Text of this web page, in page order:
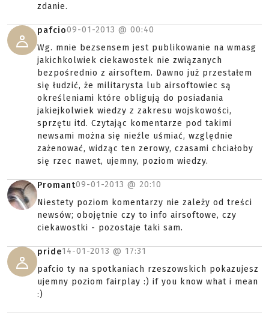
zdanie.
pafcio09-01-2013 @ 00:40
Wg. mnie bezsensem jest publikowanie na wmasg
jakichkolwiek ciekawostek nie związanych
bezpośrednio z airsoftem. Dawno już przestałem
się łudzić, że militarysta lub airsoftowiec są
określeniami które obligują do posiadania
jakiejkolwiek wiedzy z zakresu wojskowości,
sprzętu itd. Czytając komentarze pod takimi
newsami można się nieźle uśmiać, względnie
zażenować, widząc ten zerowy, czasami chciałoby
się rzec nawet, ujemny, poziom wiedzy.
Promant09-01-2013 @ 20:10
Niestety poziom komentarzy nie zależy od treści
newsów; obojętnie czy to info airsoftowe, czy
ciekawostki - pozostaje taki sam.
pride14-01-2013 @ 17:31
pafcio ty na spotkaniach rzeszowskich pokazujesz
ujemny poziom fairplay :) if you know what i mean
:)